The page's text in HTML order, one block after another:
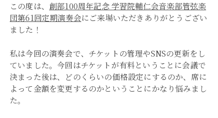
この度は、 創部100周年記念 学習院輔仁会音楽部管弦楽
団第61回定期演奏会にご来場いただきありがとうござい
ました！
私は今回の演奏会で、チケットの管理やSNSの更新をし
ていました。今回はチケットが有料ということに会議で
決まった後は、どのくらいの価格設定にするのか、席に
よって金額を変更するのかということにかなり悩みまし
た。